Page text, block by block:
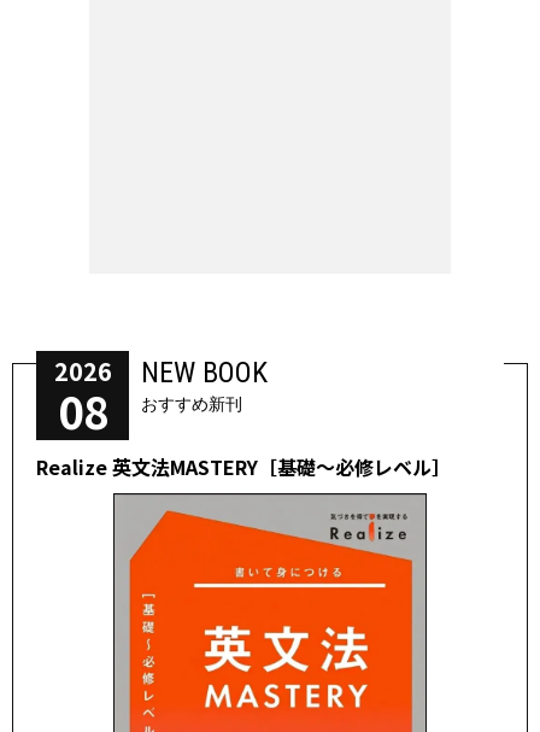
2026
08
NEW BOOK
おすすめ新刊
Realize 英文法MASTERY［基礎～必修レベル］